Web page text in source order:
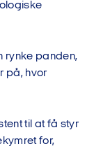
rynke panden,
på, hvor
til at få styr
for,